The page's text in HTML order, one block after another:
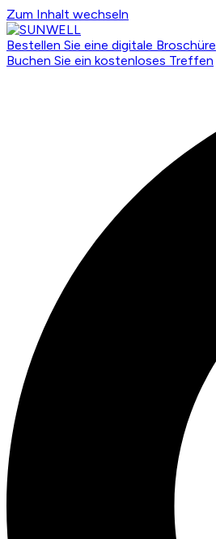
Zum Inhalt wechseln
Bestellen Sie eine digitale Broschüre
Buchen Sie ein kostenloses Treffen